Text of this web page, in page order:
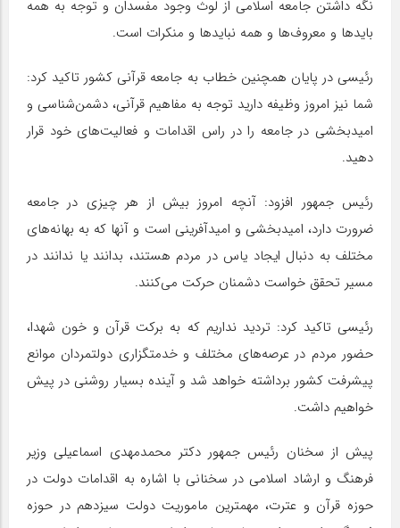
نگه داشتن جامعه اسلامی از لوث وجود مفسدان و توجه به همه
بایدها و معروف‌ها و همه نبایدها و منکرات است.
رئیسی در پایان همچنین خطاب به جامعه قرآنی کشور تاکید کرد:
شما نیز امروز وظیفه دارید توجه به مفاهیم قرآنی، دشمن‌شناسی و
امیدبخشی در جامعه را در راس اقدامات و فعالیت‌های خود قرار
دهید.
رئیس جمهور افزود: آنچه امروز بیش از هر چیزی در جامعه
ضرورت دارد، امیدبخشی و امیدآفرینی است و آنها که به بهانه‌های
مختلف به دنبال ایجاد یاس در مردم هستند، بدانند یا ندانند در
مسیر تحقق خواست دشمنان حرکت می‌کنند.
رئیسی تاکید کرد: تردید نداریم که به برکت قرآن و خون شهدا،
حضور مردم در عرصه‌های مختلف و خدمتگزاری دولتمردان موانع
پیشرفت کشور برداشته خواهد شد و آینده بسیار روشنی در پیش
خواهیم داشت.
پیش از سخنان رئیس جمهور دکتر محمدمهدی اسماعیلی وزیر
فرهنگ و ارشاد اسلامی در سخنانی با اشاره به اقدامات دولت در
حوزه قرآن و عترت، مهمترین ماموریت دولت سیزدهم در حوزه